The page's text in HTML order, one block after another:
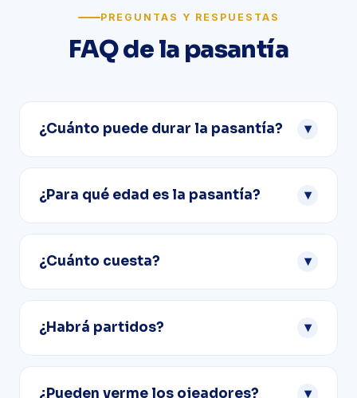
PREGUNTAS Y RESPUESTAS
FAQ de la pasantía
¿Cuánto puede durar la pasantía? ▾
De 2 semanas a 10 meses. El programa funciona
todo el año — los jugadores eligen la duración que
encaja con sus objetivos y su calendario.
¿Para qué edad es la pasantía? ▾
Para jugadores de 12 a 22 años. Los jugadores
entrenan en equipos de su categoría de edad bajo
la dirección de entrenadores españoles.
¿Cuánto cuesta? ▾
El coste se calcula individualmente según la
época, el lugar y la duración de la pasantía. Rellena
el formulario o contáctanos directamente para un
presupuesto.
¿Habrá partidos? ▾
Sí — los partidos amistosos forman parte del
programa. Los jugadores juegan con los equipos
¿Pueden verme los ojeadores? ▾